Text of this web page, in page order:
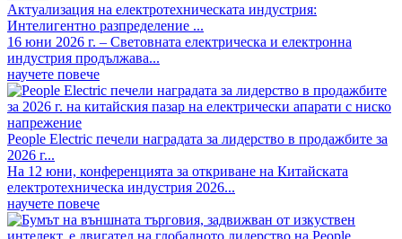
Актуализация на електротехническата индустрия:
Интелигентно разпределение ...
16 юни 2026 г. – Световната електрическа и електронна
индустрия продължава...
научете повече
People Electric печели наградата за лидерство в продажбите за
2026 г...
На 12 юни, конференцията за откриване на Китайската
електротехническа индустрия 2026...
научете повече